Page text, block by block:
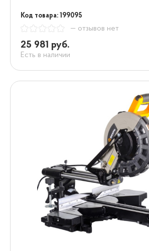
Код товара: 199095
— отзывов нет
25 981 руб.
Есть в наличии